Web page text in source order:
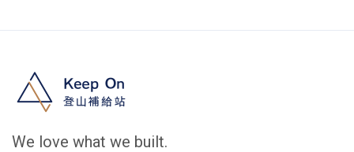
We love what we built.